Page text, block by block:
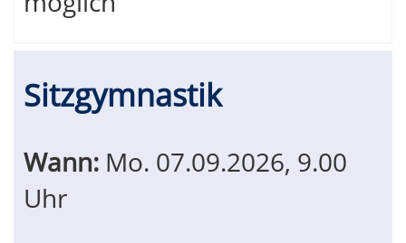
Sitzgymnastik
Wann: Mo. 07.09.2026, 9.00
Uhr